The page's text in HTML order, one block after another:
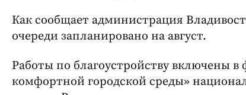
Как сообщает администрация
очереди запланировано на август.
Работы по благоустройству включены
комфортной городской среды»